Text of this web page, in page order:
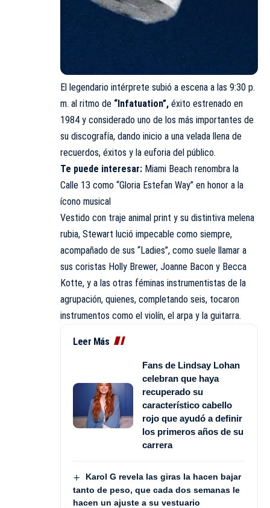
El legendario intérprete subió a escena a las 9:30 p.
m. al ritmo de “Infatuation”, éxito estrenado en
1984 y considerado uno de los más importantes de
su discografía, dando inicio a una velada llena de
recuerdos, éxitos y la euforia del público.
Te puede interesar: Miami Beach renombra la
Calle 13 como “Gloria Estefan Way” en honor a la
ícono musical
Vestido con traje animal print y su distintiva melena
rubia, Stewart lució impecable como siempre,
acompañado de sus “Ladies”, como suele llamar a
sus coristas Holly Brewer, Joanne Bacon y Becca
Kotte, y a las otras féminas instrumentistas de la
agrupación, quienes, completando seis, tocaron
instrumentos como el violín, el arpa y la guitarra.
Leer Más
Fans de Lindsay Lohan
celebran que haya
recuperado su
característico cabello
rojo que ayudó a definir
los primeros años de su
carrera
Karol G revela las giras la hacen bajar
tanto de peso, que cada dos semanas le
hacen un ajuste a su vestuario